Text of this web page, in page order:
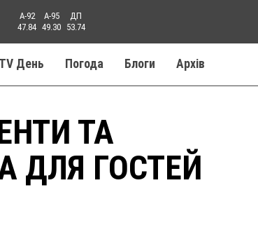
A-92
47.84
A-95
49.30
ДП
53.74
День Погода Блоги Aрхів
ТА
ДЛЯ ГОСТЕЙ